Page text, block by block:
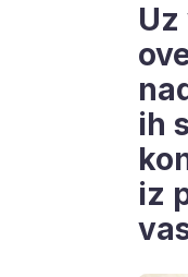
ih
iz